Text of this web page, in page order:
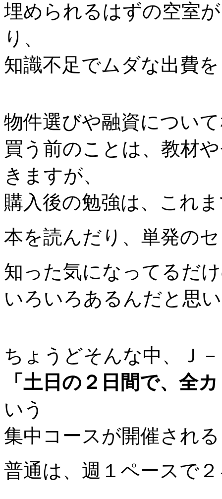
埋められるはずの空室
り、
知識不足でムダな出費
物件選びや融資につい
買う前のことは、教材
きますが、
購入後の勉強は、これ
本を読んだり、単発の
知った気になってるだ
いろいろあるんだと思
ちょうどそんな中、Ｊ
「土日の２日間で、全
いう
集中コースが開催され
普通は、週１ペースで